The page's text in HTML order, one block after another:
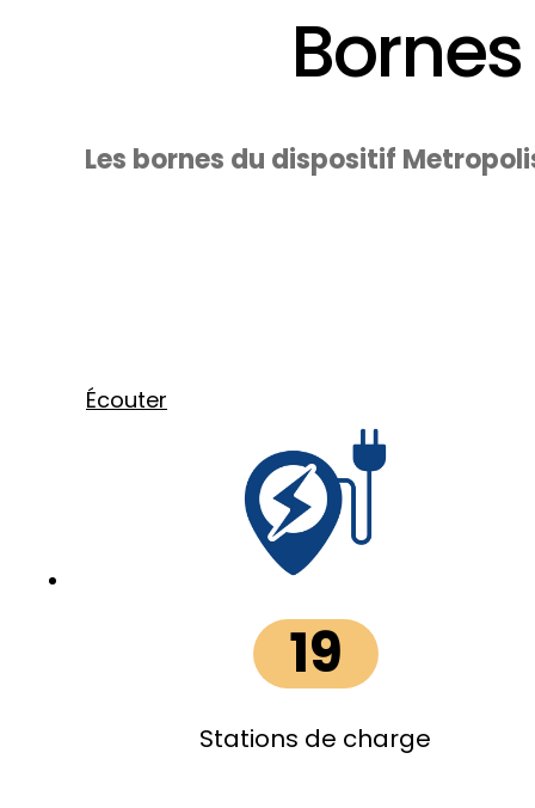
Les bornes du dispositif
Écouter
19
Stations de charge